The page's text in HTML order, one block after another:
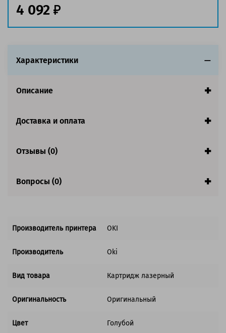
Страна:Китай
4 092
Характеристики
Описание
Доставка и оплата
Отзывы (0)
Вопросы (0)
Производитель принтера OKI
Производитель Oki
Вид товара Картридж лазерный
Оригинальность Оригинальный
Цвет Голубой